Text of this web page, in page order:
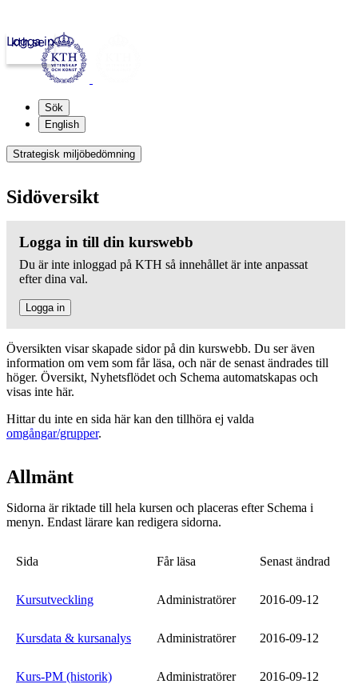
kth.se
Logga in
Sök
English
Strategisk miljöbedömning
Sidöversikt
Logga in till din kurswebb
Du är inte inloggad på KTH så innehållet är inte anpassat
efter dina val.
Logga in
Översikten visar skapade sidor på din kurswebb. Du ser även
information om vem som får läsa, och när de senast ändrades till
höger. Översikt, Nyhetsflödet och Schema automatskapas och
visas inte här.
Hittar du inte en sida här kan den tillhöra ej valda
omgångar/grupper.
Allmänt
Sidorna är riktade till hela kursen och placeras efter Schema i
menyn. Endast lärare kan redigera sidorna.
Sida Får läsa Senast ändrad
Kursutveckling Administratörer 2016-09-12
Kursdata & kursanalys Administratörer 2016-09-12
Kurs-PM (historik) Administratörer 2016-09-12